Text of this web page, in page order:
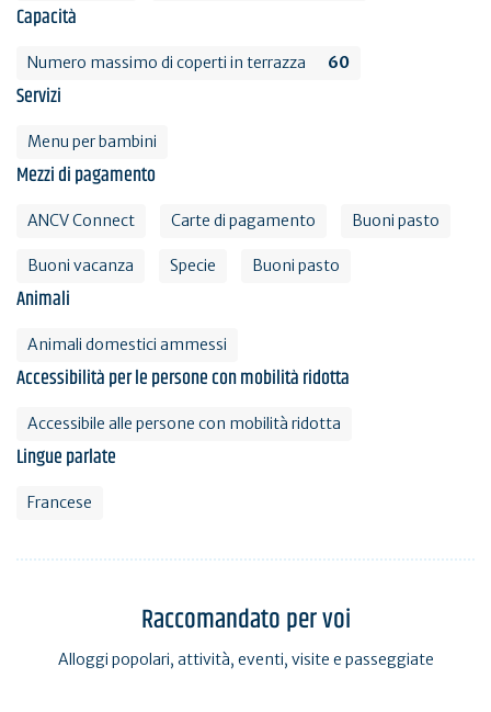
Capacità
Numero massimo di coperti in terrazza 60
Servizi
Menu per bambini
Mezzi di pagamento
ANCV Connect Carte di pagamento Buoni pasto
Buoni vacanza Specie Buoni pasto
Animali
Animali domestici ammessi
Accessibilità per le persone con mobilità ridotta
Accessibile alle persone con mobilità ridotta
Lingue parlate
Francese
Raccomandato per voi
Alloggi popolari, attività, eventi, visite e passeggiate